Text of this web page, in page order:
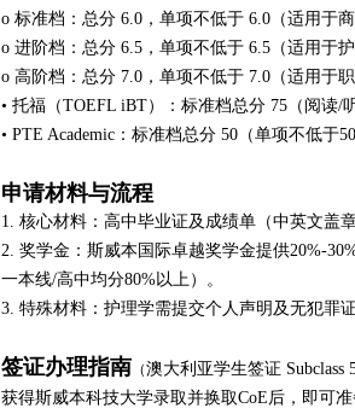
o 标准档：总分 6.0，单项不低于 6.0（适用于
o 进阶档：总分 6.5，单项不低于 6.5（适用于
o 高阶档：总分 7.0，单项不低于 7.0（适用于职
• 托福（TOEFL iBT）：标准档总分 75（阅读/
• PTE Academic：标准档总分 50（单项不低于50
申请材料与流程
1. 核心材料：高中毕业证及成绩单（中英文盖
2. 奖学金：斯威本国际卓越奖学金提供20%-
一本线/高中均分80%以上）。
3. 特殊材料：护理学需提交个人声明及无犯罪
签证办理指南 （澳大利亚学生签证 Subclass
获得斯威本科技大学录取并换取CoE后，即可准